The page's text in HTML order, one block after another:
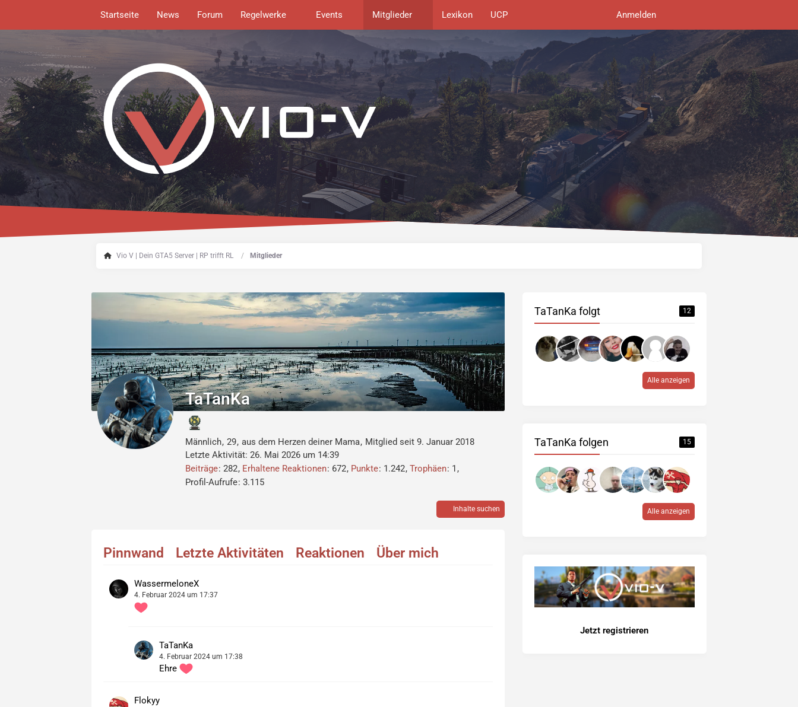
Startseite News Forum Regelwerke Events Mitglieder Lexikon UCP Anmelden
Vio V | Dein GTA5 Server | RP trifft RL Mitglieder
TaTanKa
Männlich 29 aus dem Herzen deiner Mama Mitglied seit 9. Januar 2018
Letzte Aktivität:26. Mai 2026 um 14:39
Beiträge 282 Erhaltene Reaktionen 672 Punkte 1.242 Trophäen 1
Profil-Aufrufe 3.115
Inhalte suchen
Pinnwand Letzte Aktivitäten Reaktionen Über mich
WassermeloneX
4. Februar 2024 um 17:37
TaTanKa
4. Februar 2024 um 17:38
Ehre
Flokyy
TaTanKa folgt 12
Alle anzeigen
TaTanKa folgen 15
Alle anzeigen
Jetzt registrieren